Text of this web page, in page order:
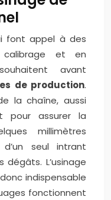
font appel à des
calibrage et en
avant
de production.
la chaîne, aussi
pour assurer la
millimètres
seul intrant
L’usinage
indispensable
fonctionnent